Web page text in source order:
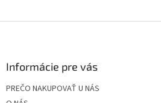
Informácie pre vás
PREČO NAKUPOVAŤ U NÁS